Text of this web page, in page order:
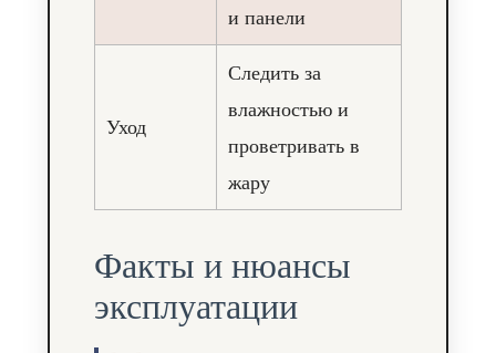
и панели
Уход
Следить за
влажностью и
проветривать в
жару
Факты и нюансы
эксплуатации